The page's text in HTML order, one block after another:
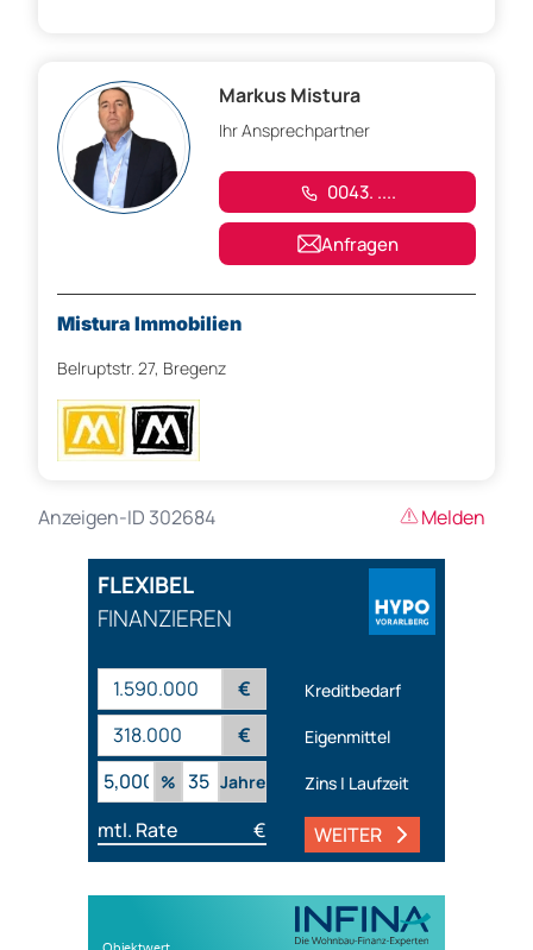
Markus Mistura
Ihr Ansprechpartner
0043. ....
Anfragen
Mistura Immobilien
Belruptstr. 27, Bregenz
Anzeigen-ID 302684 Melden
FLEXIBEL
FINANZIEREN
€ Kreditbedarf
€
Eigenmittel
%
Jahre Zins | Laufzeit
mtl. Rate € WEITER